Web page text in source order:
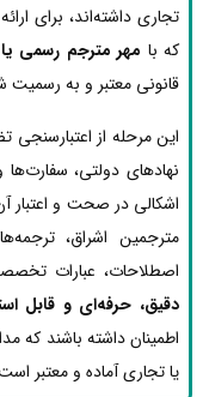
تجاری داشته‌اند، برای
که با مهر مترجم رسمی
قانونی معتبر و به رسمیت
این مرحله از
نهادهای دولتی، سفارت‌ها
اشکالی در صحت و اعتبار
مترجمین اشراق،
اصطلاحات، عبارات
دقیق، حرفه‌ای و قابل
اطمینان داشته باشند که
یا تجاری آماده و معتبر